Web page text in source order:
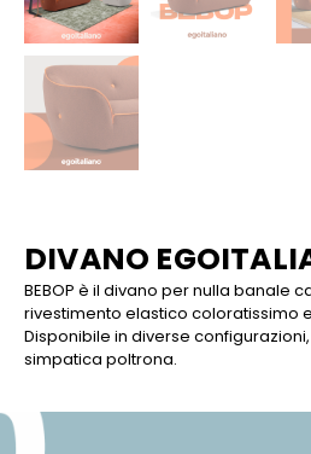
DIVANO
BEBOP è il divano per nulla banale
rivestimento elastico coloratissimo
Disponibile in diverse configurazioni,
simpatica poltrona.